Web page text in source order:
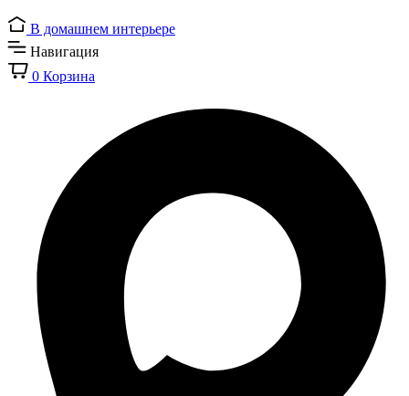
В домашнем интерьере
Навигация
0 Корзина